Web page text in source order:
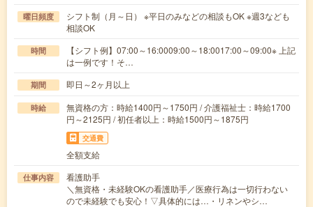
曜日頻度
シフト制（月～日） ※平日のみなどの相談もOK ※週3なども
相談OK
時間
【シフト例】07:00～16:0009:00～18:0017:00～09:00※ 上記
は一例です！そ…
期間 即日～2ヶ月以上
時給
無資格の方：時給1400円～1750円 / 介護福祉士：時給1700
円～2125円 / 初任者以上：時給1500円～1875円
交通費
全額支給
仕事内容
看護助手
＼無資格・未経験OKの看護助手／医療行為は一切行わない
ので未経験でも安心！▽具体的には…・リネンやシ…